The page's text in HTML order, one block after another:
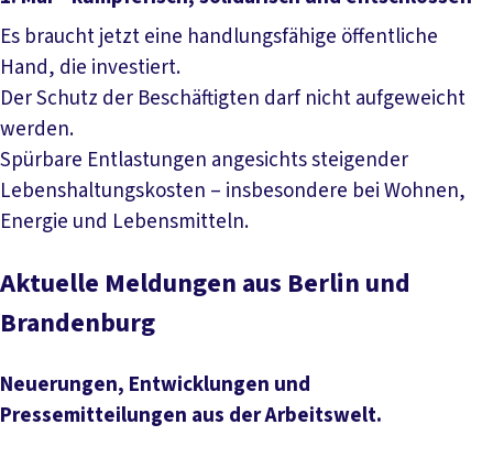
Es braucht jetzt eine handlungsfähige öffentliche
Hand, die investiert.
Der Schutz der Beschäftigten darf nicht aufgeweicht
werden.
Spürbare Entlastungen angesichts steigender
Lebenshaltungskosten – insbesondere bei Wohnen,
Energie und Lebensmitteln.
Mehr lesen
Aktuelle Meldungen aus Berlin und
Brandenburg
Neuerungen, Entwicklungen und
Pressemitteilungen aus der Arbeitswelt.